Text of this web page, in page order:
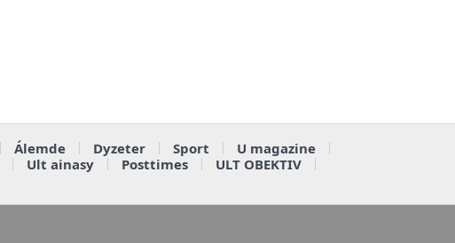
Álemde Dyzeter Sport
U magazine
Ult ainasy Posttimes
ULT OBEKTIV